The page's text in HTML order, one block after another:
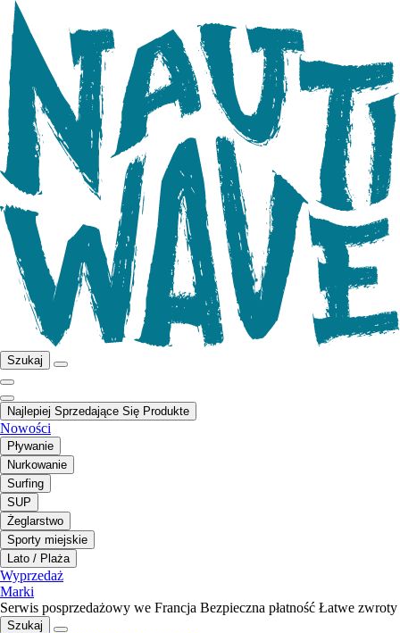
Szukaj
Najlepiej Sprzedające Się Produkte
Nowości
Pływanie
Nurkowanie
Surfing
SUP
Żeglarstwo
Sporty miejskie
Lato / Plaża
Wyprzedaż
Marki
Serwis posprzedażowy we Francja Bezpieczna płatność Łatwe zwroty
Szukaj